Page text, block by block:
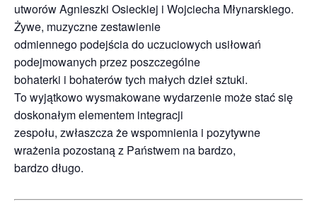
utworów Agnieszki Osieckiej i Wojciecha Młynarskiego.
Żywe, muzyczne zestawienie
odmiennego podejścia do uczuciowych usiłowań
podejmowanych przez poszczególne
bohaterki i bohaterów tych małych dzieł sztuki.
To wyjątkowo wysmakowane wydarzenie może stać się
doskonałym elementem integracji
zespołu, zwłaszcza że wspomnienia i pozytywne
wrażenia pozostaną z Państwem na bardzo,
bardzo długo.